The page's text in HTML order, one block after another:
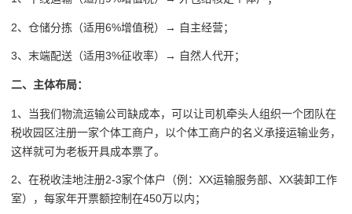
2、仓储分拣（适用6%增值税）→ 自主经营；
3、末端配送（适用3%征收率）→ 自然人代开；
二、主体布局：
1、当我们物流运输公司缺成本，可以让司机牵头人组织一个团队在
税收园区注册一家个体工商户，以个体工商户的名义承接运输业务，
这样就可为老板开具成本票了。
2、在税收洼地注册2-3家个体户（例：XX运输服务部、XX装卸工作
室），每家年开票额控制在450万以内；